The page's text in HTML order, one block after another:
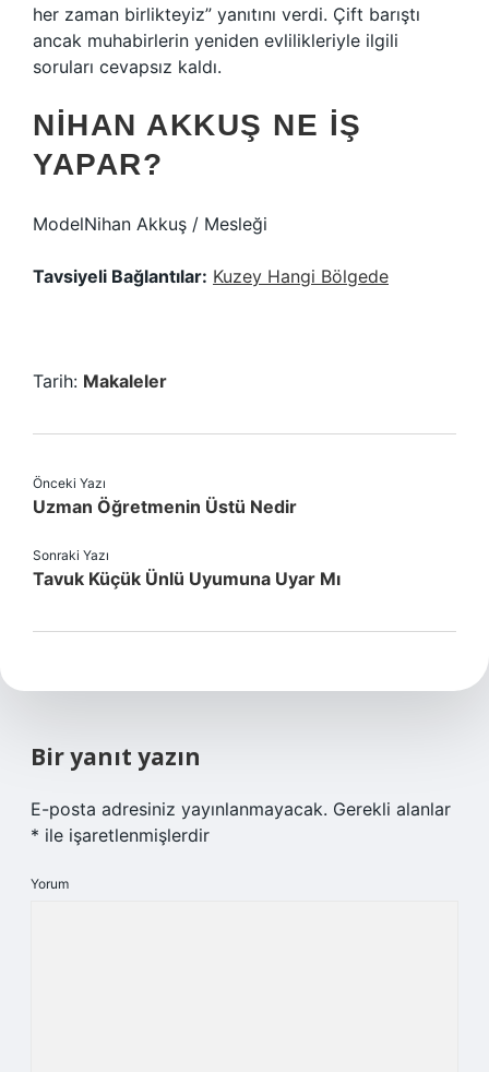
her zaman birlikteyiz” yanıtını verdi. Çift barıştı
ancak muhabirlerin yeniden evlilikleriyle ilgili
soruları cevapsız kaldı.
NIHAN AKKUŞ NE IŞ
YAPAR?
ModelNihan Akkuş / Mesleği
Tavsiyeli Bağlantılar: Kuzey Hangi Bölgede
Tarih: Makaleler
Önceki Yazı
Uzman Öğretmenin Üstü Nedir
Sonraki Yazı
Tavuk Küçük Ünlü Uyumuna Uyar Mı
Bir yanıt yazın
E-posta adresiniz yayınlanmayacak. Gerekli alanlar
* ile işaretlenmişlerdir
Yorum